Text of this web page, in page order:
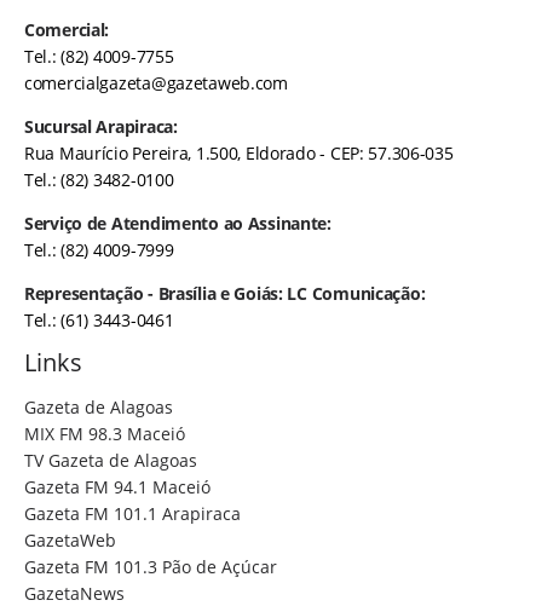
Comercial:
Tel.: (82) 4009-7755
comercialgazeta@gazetaweb.com
Sucursal Arapiraca:
Rua Maurício Pereira, 1.500, Eldorado - CEP: 57.306-035
Tel.: (82) 3482-0100
Serviço de Atendimento ao Assinante:
Tel.: (82) 4009-7999
Representação - Brasília e Goiás: LC Comunicação:
Tel.: (61) 3443-0461
Links
Gazeta de Alagoas
MIX FM 98.3 Maceió
TV Gazeta de Alagoas
Gazeta FM 94.1 Maceió
Gazeta FM 101.1 Arapiraca
GazetaWeb
Gazeta FM 101.3 Pão de Açúcar
GazetaNews